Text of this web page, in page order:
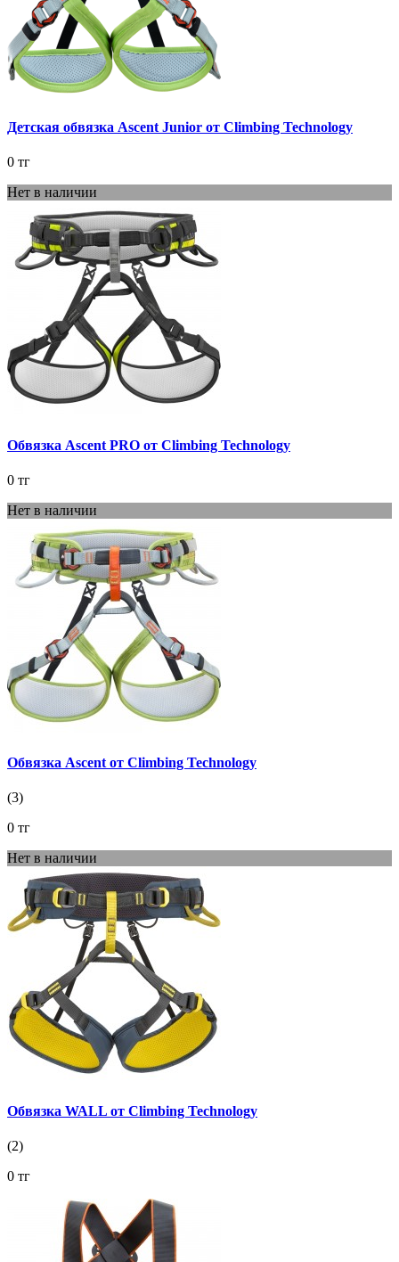
Детская обвязка Ascent Junior от Climbing Technology
0 тг
Нет в наличии
Обвязка Ascent PRO от Climbing Technology
0 тг
Нет в наличии
Обвязка Ascent от Climbing Technology
(3)
0 тг
Нет в наличии
Обвязка WALL от Climbing Technology
(2)
0 тг